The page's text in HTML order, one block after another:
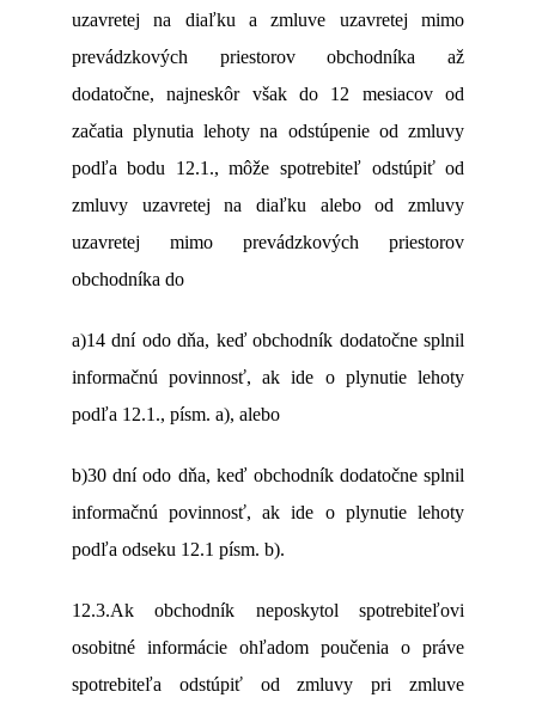
uzavretej na diaľku a zmluve uzavretej mimo
prevádzkových priestorov obchodníka až
dodatočne, najneskôr však do 12 mesiacov od
začatia plynutia lehoty na odstúpenie od zmluvy
podľa bodu 12.1., môže spotrebiteľ odstúpiť od
zmluvy uzavretej na diaľku alebo od zmluvy
uzavretej mimo prevádzkových priestorov
obchodníka do
a)14 dní odo dňa, keď obchodník dodatočne splnil
informačnú povinnosť, ak ide o plynutie lehoty
podľa 12.1., písm. a), alebo
b)30 dní odo dňa, keď obchodník dodatočne splnil
informačnú povinnosť, ak ide o plynutie lehoty
podľa odseku 12.1 písm. b).
12.3.Ak obchodník neposkytol spotrebiteľovi
osobitné informácie ohľadom poučenia o práve
spotrebiteľa odstúpiť od zmluvy pri zmluve